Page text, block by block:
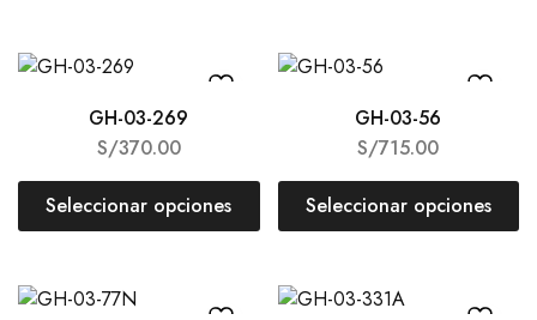
GH-03-269
S/370.00
Seleccionar opciones
GH-03-56
S/715.00
Seleccionar opciones